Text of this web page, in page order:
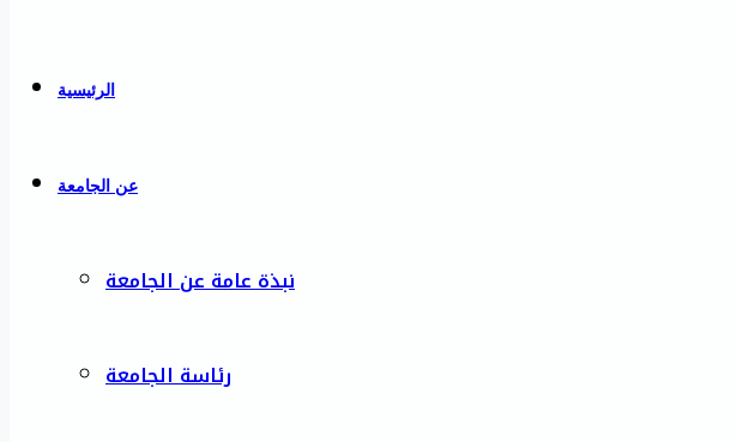
الرئيسية
عن الجامعة
نبذة عامة عن الجامعة
رئاسة الجامعة